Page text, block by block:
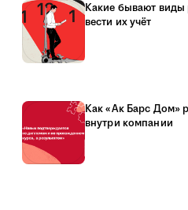
Какие бывают виды
вести их учёт
Как «Ак Барс Дом»
внутри компании